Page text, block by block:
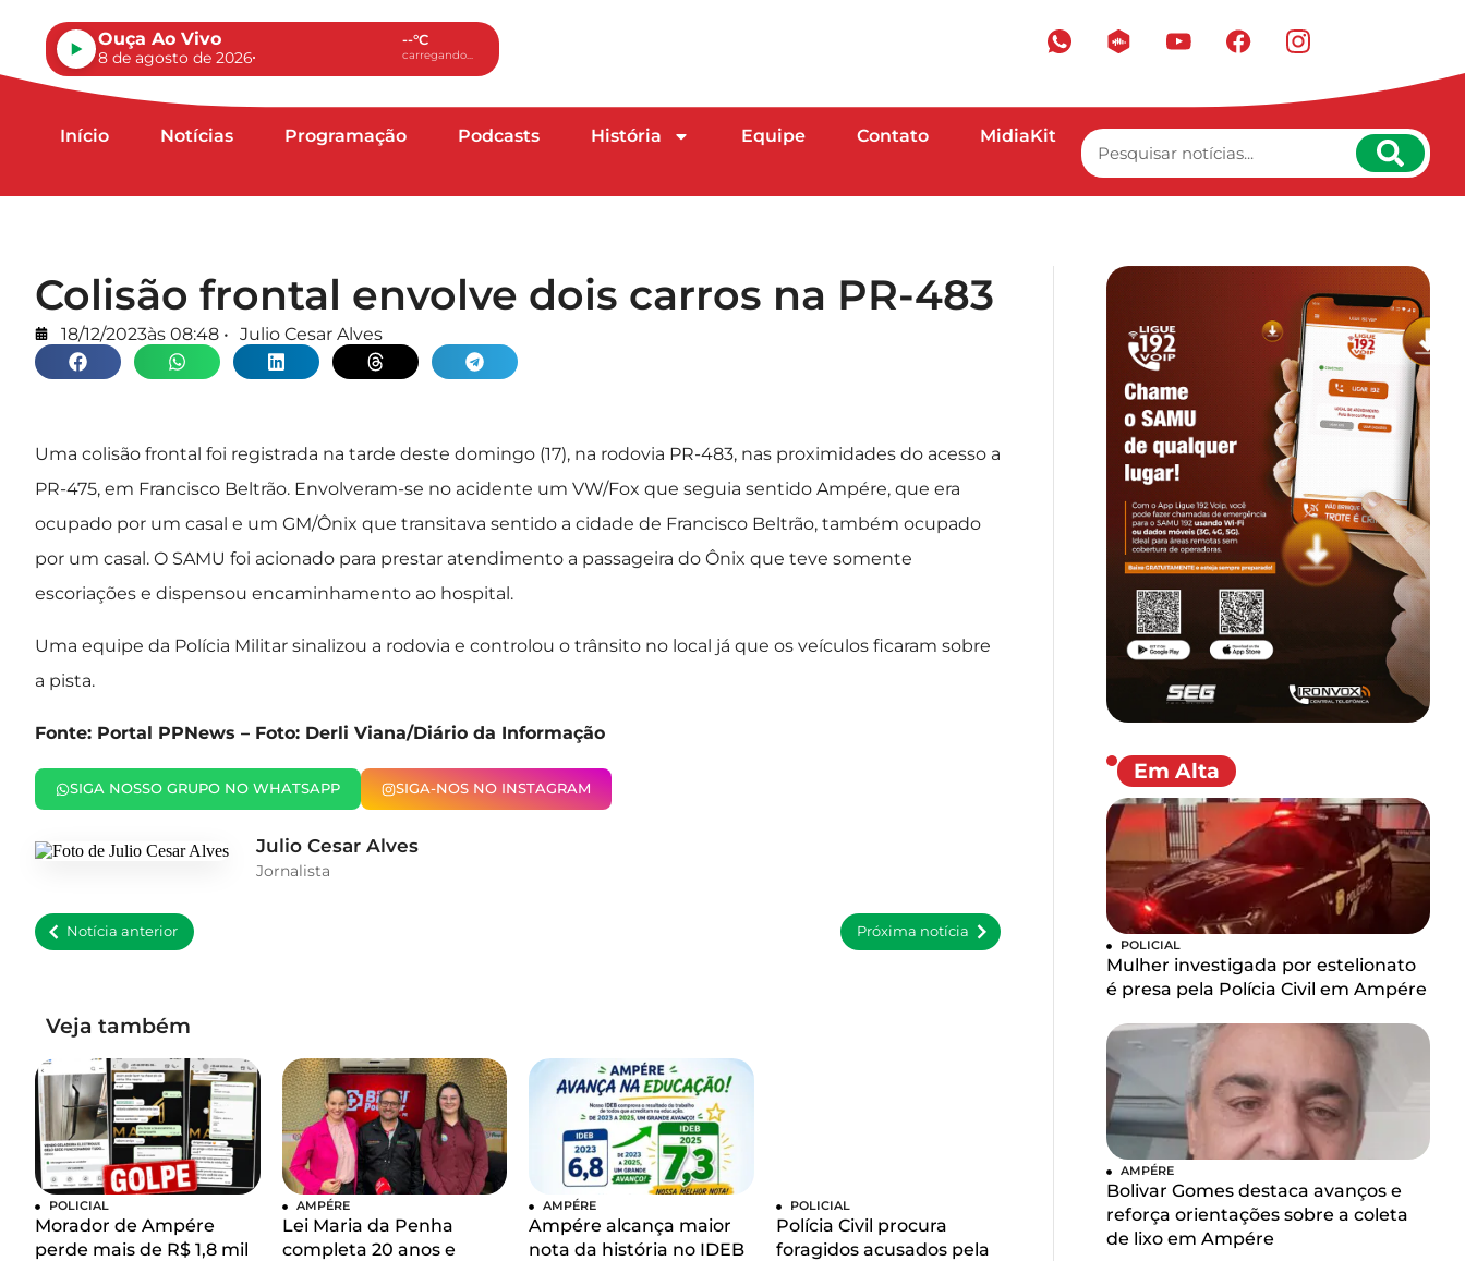
Ouça Ao Vivo
8 de agosto de 2026
--°C
carregando...
Início Notícias Programação Podcasts História Equipe Contato MidiaKit
Colisão frontal envolve dois carros na PR-483
18/12/2023às 08:48 • Julio Cesar Alves
Uma colisão frontal foi registrada na tarde deste domingo (17), na rodovia PR-483, nas proximidades do acesso a
PR-475, em Francisco Beltrão. Envolveram-se no acidente um VW/Fox que seguia sentido Ampére, que era
ocupado por um casal e um GM/Ônix que transitava sentido a cidade de Francisco Beltrão, também ocupado
por um casal. O SAMU foi acionado para prestar atendimento a passageira do Ônix que teve somente
escoriações e dispensou encaminhamento ao hospital.
Uma equipe da Polícia Militar sinalizou a rodovia e controlou o trânsito no local já que os veículos ficaram sobre
a pista.
Fonte: Portal PPNews – Foto: Derli Viana/Diário da Informação
SIGA NOSSO GRUPO NO WHATSAPP SIGA-NOS NO INSTAGRAM
Julio Cesar Alves
Jornalista
Notícia anterior Próxima notícia
Veja também
POLICIAL
Morador de Ampére
perde mais de R$ 1,8 mil
AMPÉRE
Lei Maria da Penha
completa 20 anos e
AMPÉRE
Ampére alcança maior
nota da história no IDEB
POLICIAL
Polícia Civil procura
foragidos acusados pela
Em Alta
POLICIAL
Mulher investigada por estelionato
é presa pela Polícia Civil em Ampére
AMPÉRE
Bolivar Gomes destaca avanços e
reforça orientações sobre a coleta
de lixo em Ampére